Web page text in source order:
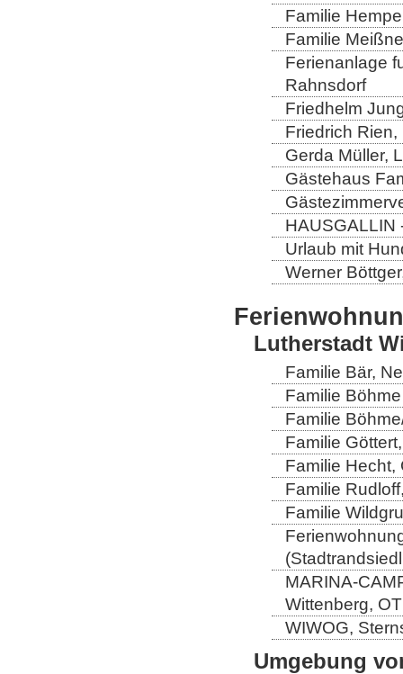
Familie
Familie
Ferienanlage
Rahnsdorf
Friedhelm
Friedrich
Gerda Müller,
Gästehaus
HAUSGALLIN
Urlaub mit
Werner
Lutherstadt
Familie Bär,
Familie
Familie
Familie
Familie Hecht,
Familie
Familie
MARINA-
Wittenberg,
WIWOG,
Umgebung